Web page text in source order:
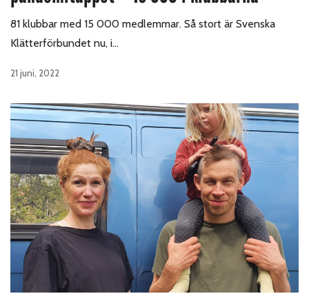
81 klubbar med 15 000 medlemmar. Så stort är Svenska
Klätterförbundet nu, i…
21 juni, 2022